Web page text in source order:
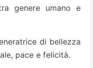
genere umano e
di bellezza
pace e felicità.